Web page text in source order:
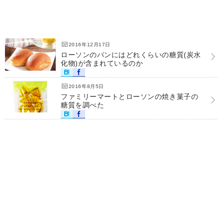
2016年12月17日
ローソンのパンにはどれくらいの糖質(炭水
化物)が含まれているのか
2016年8月5日
ファミリーマートとローソンの焼き菓子の
糖質を調べた